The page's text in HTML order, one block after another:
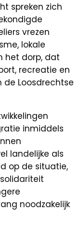
spreken zich
vrezen
lokale
het dorp, dat
recreatie en
Loosdrechtse
inmiddels
landelijke als
op de situatie,
noodzakelijk